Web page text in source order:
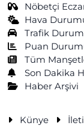
Nöbetçi
Hava
Trafik
Puan
Tüm
Son Dakika
Haber Arşivi
Künye